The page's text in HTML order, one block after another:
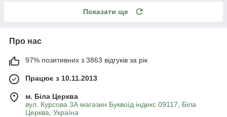
Показати ще
Про нас
97% позитивних з 3863 відгуків за рік
Працює з 10.11.2013
м. Біла Церква
вул. Курсова 3А магазин Буквоїд індекс 09117, Біла
Церква, Україна